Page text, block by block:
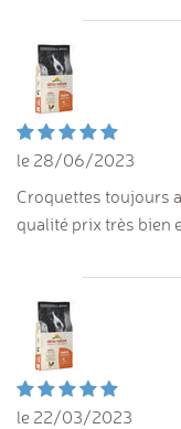
le 28/06/2023
Croquettes toujours
qualité prix très bien
le 22/03/2023